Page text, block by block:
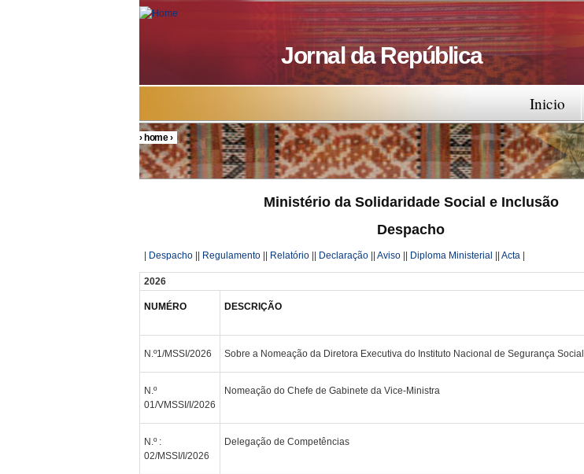
Jornal da República
Inicio
You are here
›home›
Ministério da Solidaridade Social e Inclusão
Despacho
| Despacho || Regulamento || Relatório || Declaração || Aviso || Diploma Ministerial || Acta |
2026
NUMÉRO DESCRIÇÃO
N.º1/MSSI/2026 Sobre a Nomeação da Diretora Executiva do Instituto Nacional de Segurança Social
N.º
01/VMSSI/I/2026
Nomeação do Chefe de Gabinete da Vice-Ministra
N.º :
02/MSSI/I/2026
Delegação de Competências